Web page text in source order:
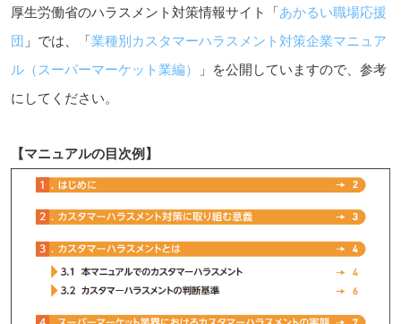
厚生労働省のハラスメント対策情報サイト「あかるい職場応援
団 」では、「業種別カスタマーハラスメント対策企業マニュア
ル（スーパーマーケット業編）
」を公開していますので、参考
にしてください。
【マニュアルの目次例】